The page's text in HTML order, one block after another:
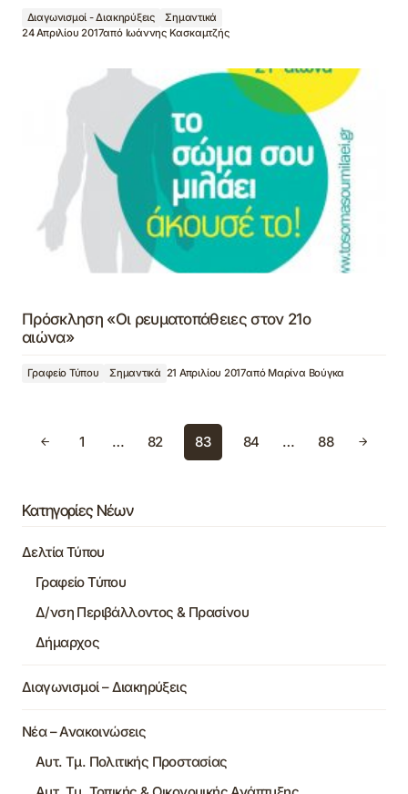
Διαγωνισμοί - Διακηρύξεις
Σημαντικά
24 Απριλίου 2017από Ιωάννης Κασκαμτζής
Πρόσκληση «Οι ρευματοπάθειες στον 21ο
αιώνα»
Γραφείο Τύπου Σημαντικά 21 Απριλίου 2017από Μαρίνα Βούγκα
1 … 82 83 84 … 88
Κατηγορίες Νέων
Δελτία Τύπου
Γραφείο Τύπου
Δ/νση Περιβάλλοντος & Πρασίνου
Δήμαρχος
Διαγωνισμοί – Διακηρύξεις
Νέα – Ανακοινώσεις
Αυτ. Τμ. Πολιτικής Προστασίας